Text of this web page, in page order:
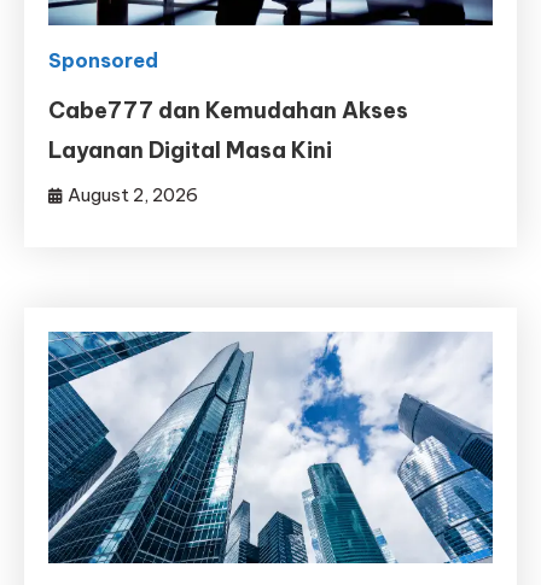
Sponsored
Cabe777 dan Kemudahan Akses
Layanan Digital Masa Kini
August 2, 2026